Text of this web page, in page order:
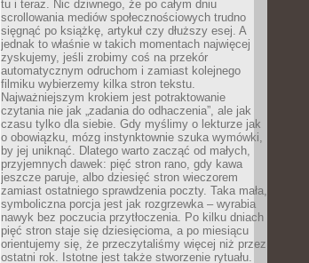
tu i teraz. Nic dziwnego, że po całym dniu
scrollowania mediów społecznościowych trudno
sięgnąć po książkę, artykuł czy dłuższy esej. A
jednak to właśnie w takich momentach najwięcej
zyskujemy, jeśli zrobimy coś na przekór
automatycznym odruchom i zamiast kolejnego
filmiku wybierzemy kilka stron tekstu.
Najważniejszym krokiem jest potraktowanie
czytania nie jak „zadania do odhaczenia”, ale jak
czasu tylko dla siebie. Gdy myślimy o lekturze jak
o obowiązku, mózg instynktownie szuka wymówki,
by jej uniknąć. Dlatego warto zacząć od małych,
przyjemnych dawek: pięć stron rano, gdy kawa
jeszcze paruje, albo dziesięć stron wieczorem
zamiast ostatniego sprawdzenia poczty. Taka mała,
symboliczna porcja jest jak rozgrzewka – wyrabia
nawyk bez poczucia przytłoczenia. Po kilku dniach
pięć stron staje się dziesięcioma, a po miesiącu
orientujemy się, że przeczytaliśmy więcej niż przez
ostatni rok. Istotne jest także stworzenie rytuału.